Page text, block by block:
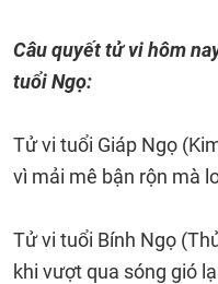
Câu quyết tử vi hôm
tuổi Ngọ:
Tử vi tuổi Giáp Ngọ
vì mải mê bận rộn mà
Tử vi tuổi Bính Ngọ
khi vượt qua sóng gió